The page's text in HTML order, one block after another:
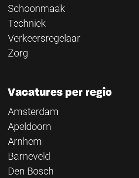
Schoonmaak
Techniek
Verkeersregelaar
Zorg
Vacatures per regio
Amsterdam
Apeldoorn
Arnhem
Barneveld
Den Bosch